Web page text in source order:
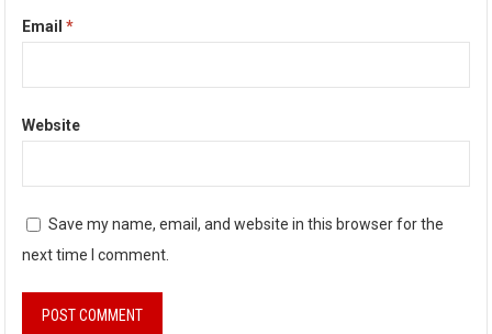
Email*
Website
Save my name, email, and website in this browser for the
next time I comment.